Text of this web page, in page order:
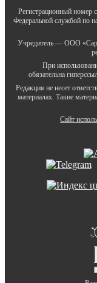
Регистрационный номер
Федеральной службой по
Учредитель — ООО
При
обязательна
Редакция не несет
материалах. Такие
Сайт